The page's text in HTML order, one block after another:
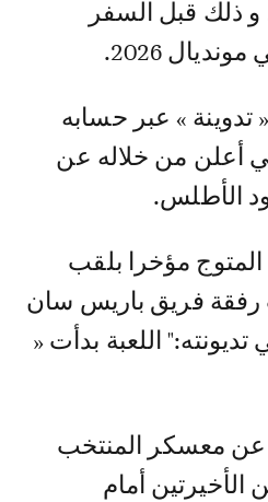
ذلك قبل السفر
2026.
تدوينة » عبر حسابه
أعلن من خلاله عن
الأطلس.
مؤخرا بلقب
رفقة فريق باريس سان
اللعبة بدأت «
معسكر المنتخب
الأخيرتين أمام